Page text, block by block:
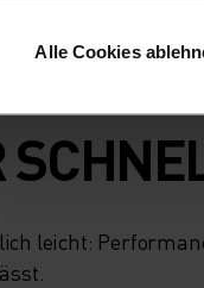
Alle Cookies
leicht: